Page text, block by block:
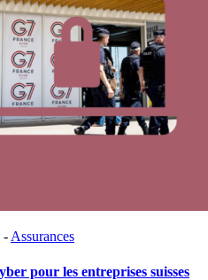
- Assurances
pour les entreprises suisses